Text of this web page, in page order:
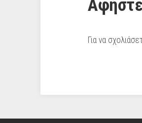
Για να